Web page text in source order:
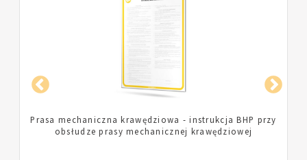
Prasa do makulatury, tworzyw sztucznych i
aluminium - instrukcja BHP przy obsłudze prasy do